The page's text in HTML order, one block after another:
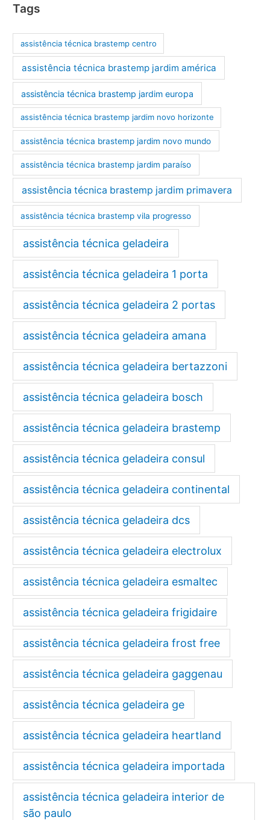
Tags
assistência técnica brastemp centro
assistência técnica brastemp jardim américa
assistência técnica brastemp jardim europa
assistência técnica brastemp jardim novo horizonte
assistência técnica brastemp jardim novo mundo
assistência técnica brastemp jardim paraíso
assistência técnica brastemp jardim primavera
assistência técnica brastemp vila progresso
assistência técnica geladeira
assistência técnica geladeira 1 porta
assistência técnica geladeira 2 portas
assistência técnica geladeira amana
assistência técnica geladeira bertazzoni
assistência técnica geladeira bosch
assistência técnica geladeira brastemp
assistência técnica geladeira consul
assistência técnica geladeira continental
assistência técnica geladeira dcs
assistência técnica geladeira electrolux
assistência técnica geladeira esmaltec
assistência técnica geladeira frigidaire
assistência técnica geladeira frost free
assistência técnica geladeira gaggenau
assistência técnica geladeira ge
assistência técnica geladeira heartland
assistência técnica geladeira importada
assistência técnica geladeira interior de
são paulo